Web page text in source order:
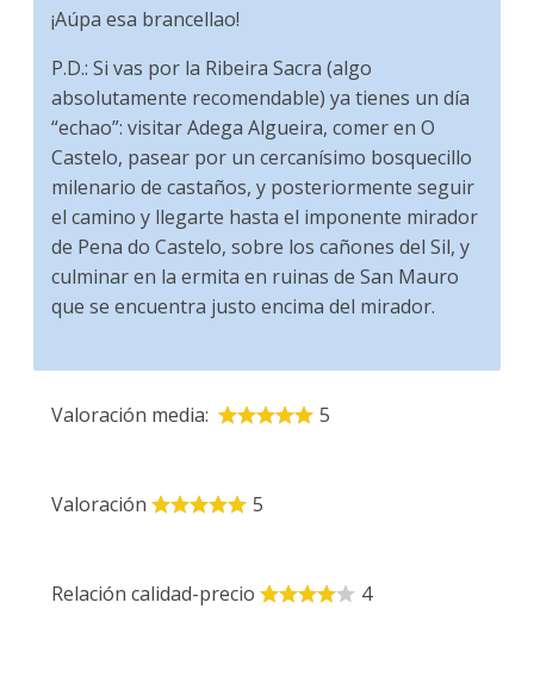
¡Aúpa esa brancellao!
P.D.: Si vas por la Ribeira Sacra (algo
absolutamente recomendable) ya tienes un día
“echao”: visitar Adega Algueira, comer en O
Castelo, pasear por un cercanísimo bosquecillo
milenario de castaños, y posteriormente seguir
el camino y llegarte hasta el imponente mirador
de Pena do Castelo, sobre los cañones del Sil, y
culminar en la ermita en ruinas de San Mauro
que se encuentra justo encima del mirador.
Valoración media: 5
Valoración 5
Relación calidad-precio 4